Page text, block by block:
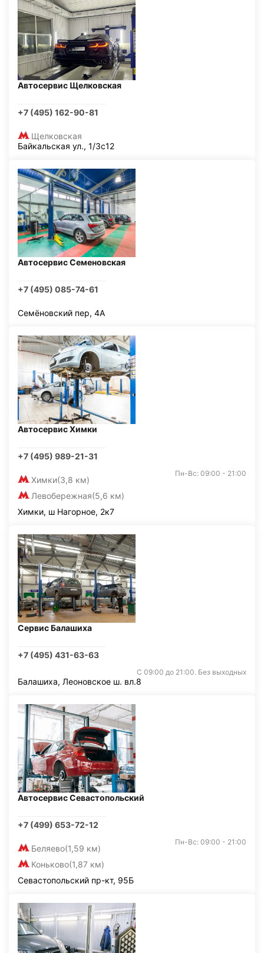
Автосервис Щелковская
+7 (495) 162-90-81
Щелковская
Байкальская ул., 1/3с12
Автосервис Семеновская
+7 (495) 085-74-61
Семёновский пер, 4А
Автосервис Химки
+7 (495) 989-21-31
Химки(3,8 км)
Левобережная(5,6 км)
Пн-Вс: 09:00 - 21:00
Химки, ш Нагорное, 2к7
Сервис Балашиха
+7 (495) 431-63-63
С 09:00 до 21:00. Без выходных
Балашиха, Леоновское ш. вл.8
Автосервис Севастопольский
+7 (499) 653-72-12
Беляево(1,59 км)
Коньково(1,87 км)
Пн-Вс: 09:00 - 21:00
Севастопольский пр-кт, 95Б